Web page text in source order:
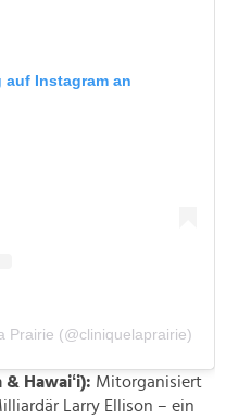
auf Instagram an
Prairie (@cliniquelaprairie)
Hawaiʻi): Mitorganisiert
Larry Ellison – ein